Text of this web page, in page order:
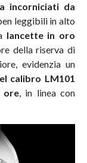
incorniciati da
leggibili in alto
lancette in oro
della riserva di
evidenzia un
calibro LM101
ore, in linea con